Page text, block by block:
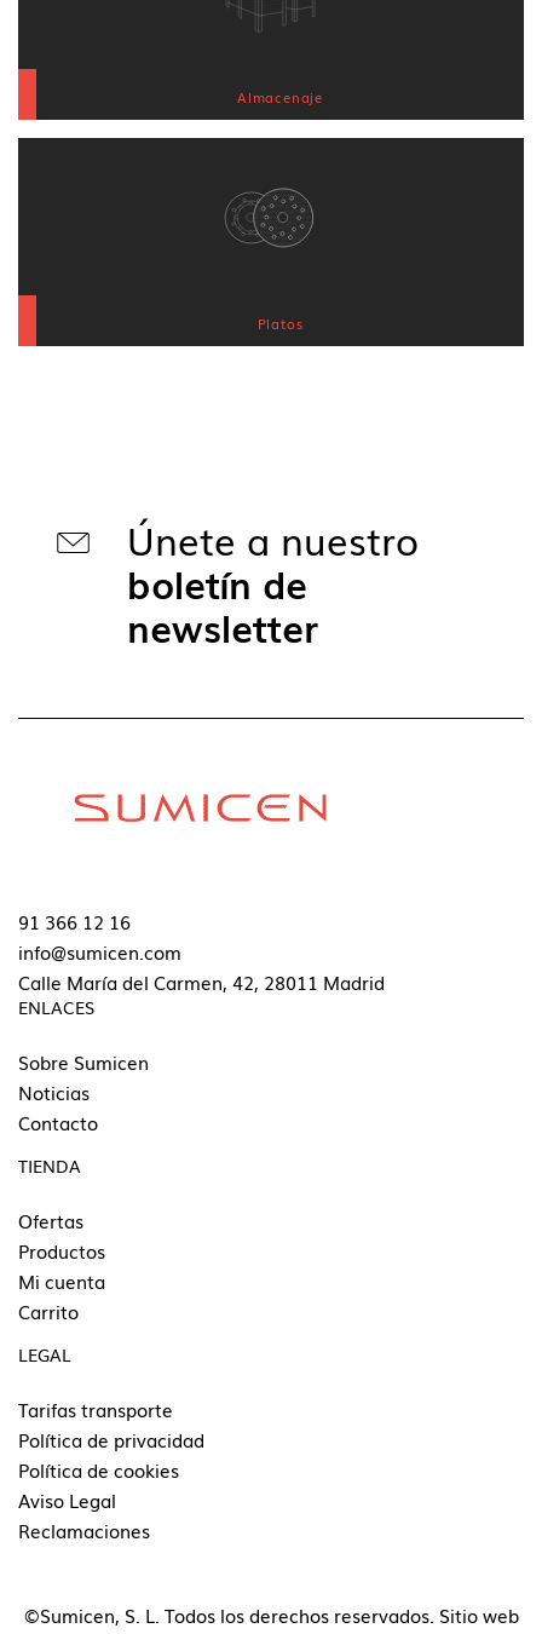
Almacenaje
Platos
Únete a nuestro
boletín de
newsletter
91 366 12 16
info@sumicen.com
Calle María del Carmen, 42, 28011 Madrid
ENLACES
Sobre Sumicen
Noticias
Contacto
TIENDA
Ofertas
Productos
Mi cuenta
Carrito
LEGAL
Tarifas transporte
Política de privacidad
Política de cookies
Aviso Legal
Reclamaciones
©Sumicen, S. L. Todos los derechos reservados. Sitio web